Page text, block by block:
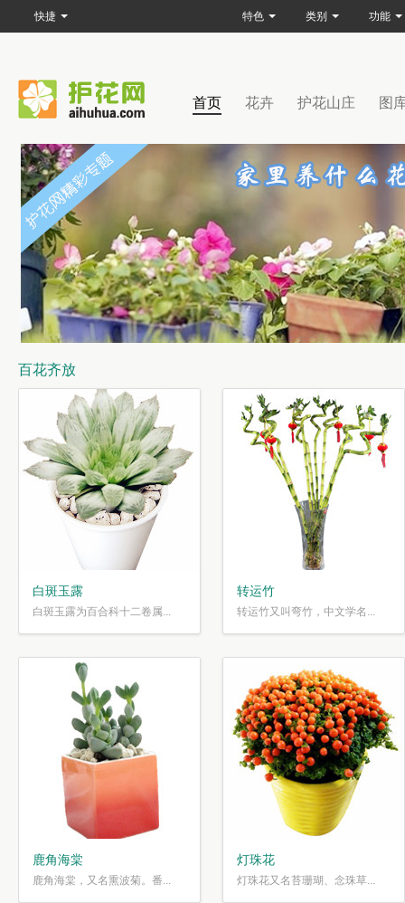
首页 花卉 护花山庄 图
百花齐放
白斑玉露
白斑玉露为百合科十二卷属...
转运竹
转运竹又叫弯竹，中文学名...
鹿角海棠
鹿角海棠，又名熏波菊。番...
灯珠花
灯珠花又名苔珊瑚、念珠草...
快捷 特色 类别 功能